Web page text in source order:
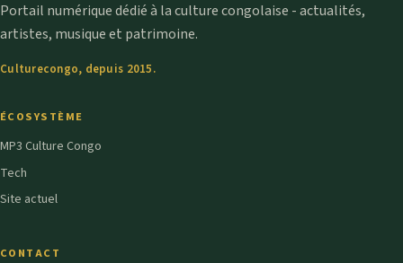
Portail numérique dédié à la culture congolaise - actualités,
artistes, musique et patrimoine.
Culturecongo, depuis 2015.
ÉCOSYSTÈME
MP3 Culture Congo
Tech
Site actuel
CONTACT